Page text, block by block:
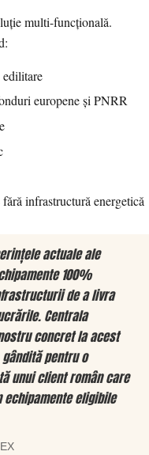
multi-funcțională.
europene și PNRR
infrastructură energetică
actuale ale
100%
de a livra
Centrala
concret la acest
pentru o
unui client român care
eligibile